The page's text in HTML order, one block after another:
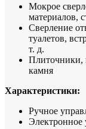
Мокрое
материалов,
Сверление
туалетов,
т. д.
Плиточники,
камня
Характеристики:
Ручное